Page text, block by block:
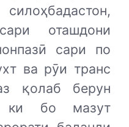
оташдони
сари по
ва рӯи транс
қолаб берун
ки бо мазут